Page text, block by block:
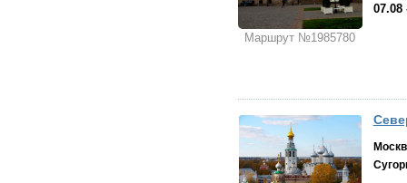
Маршрут №1985780
07.08